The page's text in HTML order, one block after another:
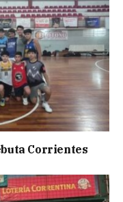
Corrientes